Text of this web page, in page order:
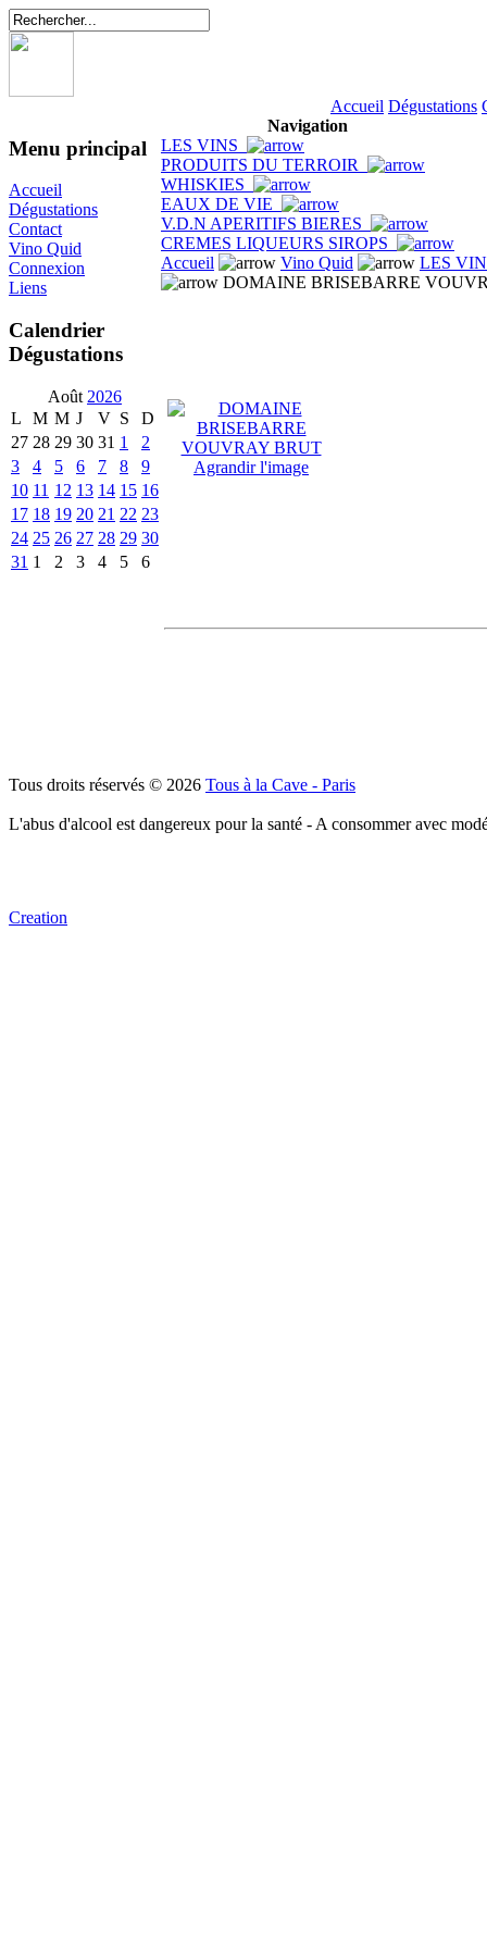
Accueil Dégustations
Menu principal
Accueil
Dégustations
Contact
Vino Quid
Connexion
Liens
Calendrier
Dégustations
Août 2026
L
M M J V S
D
27 28 29 30 31 1
2
3
4 5 6 7 8
9
10 11 12 13 14 15 16
17 18 19 20 21 22 23
24 25 26 27 28 29 30
31 1 2 3 4 5 6
Navigation
LES VINS
PRODUITS DU TERROIR
WHISKIES
EAUX DE VIE
V.D.N APERITIFS BIERES
CREMES LIQUEURS SIROPS
Accueil
Vino Quid
LES
DOMAINE BRISEBARRE
Agrandir l'image
Tous droits réservés © 2026 Tous à la Cave - Paris
L'abus d'alcool est dangereux pour la santé - A consommer avec
Creation